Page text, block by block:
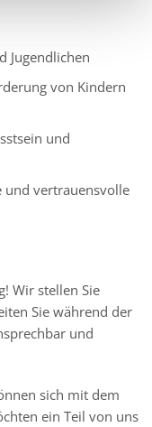
Jugendlichen
von Kindern
und
und vertrauensvolle
Wir stellen Sie
Sie während der
und
sich mit dem
ein Teil von uns